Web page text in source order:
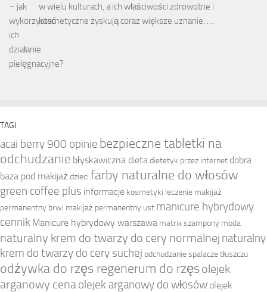
w wielu kulturach, a ich właściwości zdrowotne i
kosmetyczne zyskują coraz większe uznanie. …
TAGI
acai berry 900 opinie bezpieczne tabletki na
odchudzanie błyskawiczna dieta dietetyk przez internet dobra
baza pod makijaż dzieci farby naturalne do włosów
green coffee plus informacje kosmetyki leczenie makijaż
permanentny brwi makijaż permanentny ust manicure hybrydowy
cennik Manicure hybrydowy warszawa matrix szampony moda
naturalny krem do twarzy do cery normalnej naturalny
krem do twarzy do cery suchej odchudzanie spalacze tłuszczu
odżywka do rzęs regenerum do rzęs olejek
arganowy cena olejek arganowy do włosów olejek